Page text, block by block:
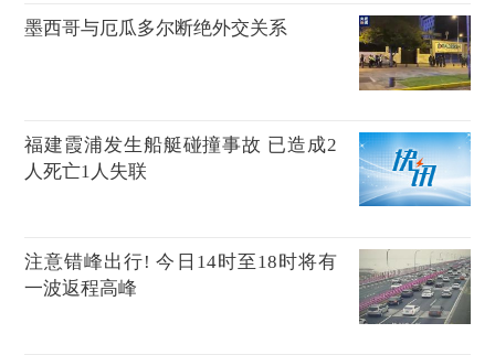
墨西哥与厄瓜多尔断绝外交关系
福建霞浦发生船艇碰撞事故 已造成2
人死亡1人失联
注意错峰出行! 今日14时至18时将有
一波返程高峰